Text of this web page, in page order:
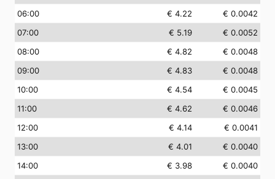
06:00 € 4.22
€ 0.0042
07:00 € 5.19
€ 0.0052
08:00 € 4.82
€ 0.0048
09:00 € 4.83
€ 0.0048
10:00 € 4.54
€ 0.0045
11:00 € 4.62
€ 0.0046
12:00 € 4.14
€ 0.0041
13:00 € 4.01
€ 0.0040
14:00 € 3.98
€ 0.0040